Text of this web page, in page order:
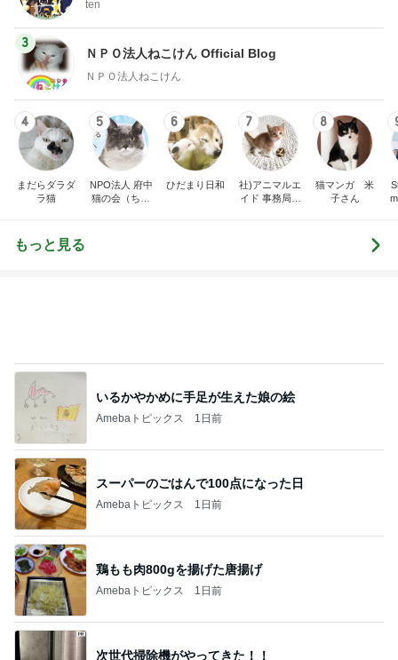
ten
3
ＮＰＯ法人ねこけん Official Blog
ＮＰＯ法人ねこけん
4
まだらダラダ
ラ猫
5
NPO法人 府中
猫の会（ちゅ
6
ひだまり日和
7
社)アニマルエ
イド 事務局＆
8
猫マンガ 米
子さん
もっと見る
スーパーのごはんで100点になった日
Amebaトピックス 1日前
鶏もも肉800gを揚げた唐揚げ
Amebaトピックス 1日前
次世代掃除機がやってきた！！
Amebaトピックス 18時間前
遠藤の妻 歯磨き粉まみれの子の荷物